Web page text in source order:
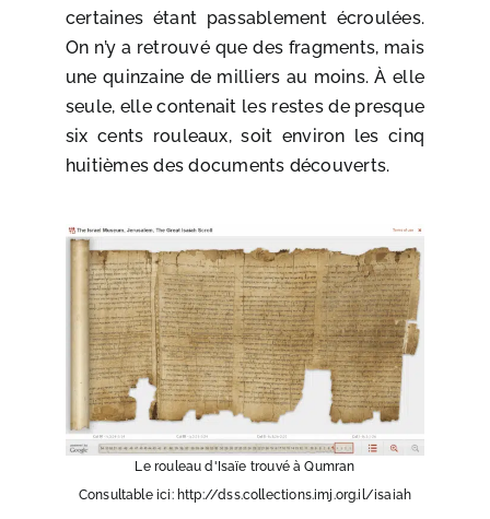
certaines étant passablement écroulées.
On n’y a retrouvé que des fragments, mais
une quinzaine de milliers au moins. À elle
seule, elle contenait les restes de presque
six cents rouleaux, soit environ les cinq
huitièmes des documents découverts.
Le rouleau d'Isaïe trouvé à Qumran
Consultable ici: http://dss.collections.imj.org.il/isaiah